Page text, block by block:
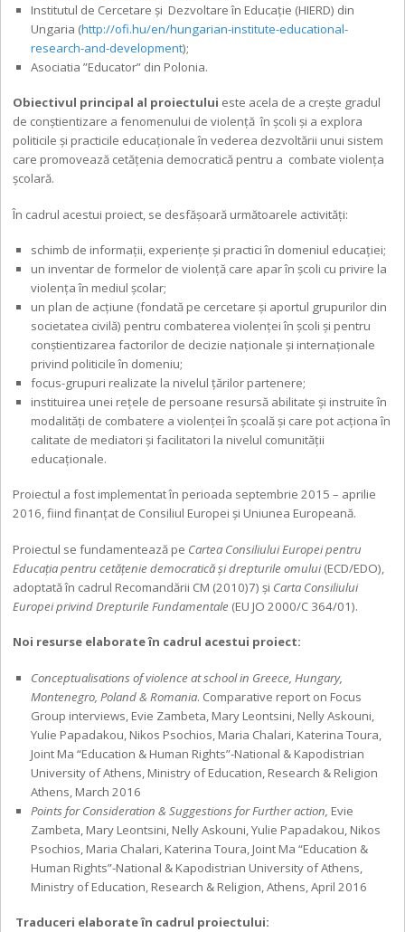
Institutul de Cercetare și Dezvoltare în Educație (HIERD) din
Ungaria (http://ofi.hu/en/hungarian-institute-educational-
research-and-development);
Asociatia ”Educator” din Polonia.
Obiectivul principal al proiectului este acela de a crește gradul
de conștientizare a fenomenului de violență în școli și a explora
politicile și practicile educaționale în vederea dezvoltării unui sistem
care promovează cetățenia democratică pentru a combate violența
școlară.
În cadrul acestui proiect, se desfășoară următoarele activități:
schimb de informații, experiențe și practici în domeniul educației;
un inventar de formelor de violență care apar în școli cu privire la
violența în mediul școlar;
un plan de acțiune (fondată pe cercetare și aportul grupurilor din
societatea civilă) pentru combaterea violenței în școli și pentru
conștientizarea factorilor de decizie naționale și internaționale
privind politicile în domeniu;
focus-grupuri realizate la nivelul țărilor partenere;
instituirea unei rețele de persoane resursă abilitate și instruite în
modalități de combatere a violenței în școală și care pot acționa în
calitate de mediatori și facilitatori la nivelul comunității
educaționale.
Proiectul a fost implementat în perioada septembrie 2015 – aprilie
2016, fiind finanțat de Consiliul Europei și Uniunea Europeană.
Proiectul se fundamentează pe Cartea Consiliului Europei pentru
Educația pentru cetățenie democratică și drepturile omului(ECD/EDO),
adoptată în cadrul Recomandării CM (2010)7) şi Carta Consiliului
Europei privind Drepturile Fundamentale (EU JO 2000/C 364/01).
Noi resurse elaborate în cadrul acestui proiect:
Conceptualisations of violence at school in Greece, Hungary,
Montenegro, Poland & Romania. Comparative report on Focus
Group interviews, Evie Zambeta, Mary Leontsini, Nelly Askouni,
Yulie Papadakou, Nikos Psochios, Maria Chalari, Katerina Toura,
Joint Ma “Education & Human Rights”-National & Kapodistrian
University of Athens, Ministry of Education, Research & Religion
Athens, March 2016
Points for Consideration & Suggestions for Further action, Evie
Zambeta, Mary Leontsini, Nelly Askouni, Yulie Papadakou, Nikos
Psochios, Maria Chalari, Katerina Toura, Joint Ma “Education &
Human Rights”-National & Kapodistrian University of Athens,
Ministry of Education, Research & Religion, Athens, April 2016
Traduceri elaborate în cadrul proiectului: